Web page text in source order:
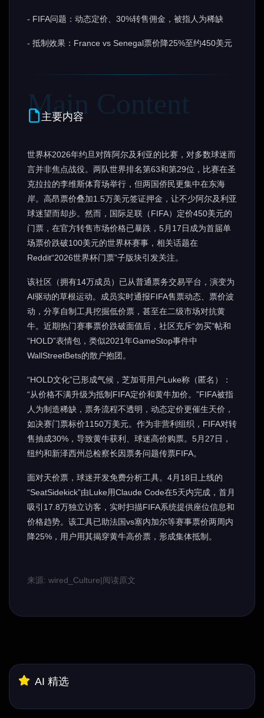
- FIFA问题：动态定价、30%转售佣金，被指人为稀缺
- 抵制效果：France vs Senegal票价降25%至约450美元
主要内容
世界杯2026年约旦对阵阿尔及利亚的比赛，对多数球迷而
言并非焦点战役。两队世界排名第63和第29位，比赛在圣
克拉拉的李维斯体育场举行，但两国侨民更集中在东海
岸。高昂票价叠加1.5万美元签证押金，让不少阿尔及利亚
球迷望而却步。然而，国际足联（FIFA）定价450美元的
门票，在官方转售市场价格已暴跌，5月17日成为首届单
场票价跌破100美元的世界杯赛事，相关话题在
Reddit“2026世界杯门票”子版块引发关注。
该社区（拥有14万成员）已从普通票务交易平台，演变为
AI驱动的草根运动。成员实时通报FIFA售票动态、票价波
动，分享自制工具挖掘低价票，甚至在二级市场对抗黄
牛。近期热门赛事票价跌破面值后，社区充斥“勿买”帖和
“HOLD”表情包，类似2021年GameStop事件中
WallStreetBets的散户抱团。
“HOLD文化”已形成气候，芝加哥用户Luke称（匿名）：
“从价格不满升级为抵制FIFA定价和黄牛加价。”FIFA被指
人为制造稀缺，票务流程不透明，动态定价更催生天价，
如决赛门票标价1150万美元。作为非营利组织，FIFA对转
售抽成30%，导致黄牛获利、球迷高价购票。5月27日，
纽约和新泽西州总检察长因票务问题传票FIFA。
面对天价票，球迷开发免费分析工具。4月18日上线的
“SeatSidekick”由Luke用Claude Code在5天内完成，首月
吸引17.8万独立访客，实时扫描FIFA系统提供座位信息和
价格趋势。该工具已助法国vs塞内加尔等赛事票价两周内
降25%，用户用其揭穿黄牛高价票，形成集体抵制。
来源: wired_Culture|阅读原文
AI 精选